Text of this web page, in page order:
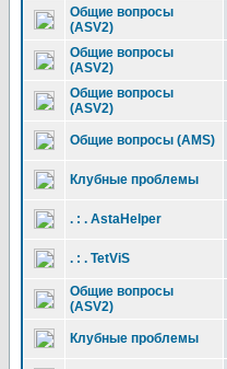
Общие вопросы
(ASV2)
Общие вопросы
(ASV2)
Общие вопросы
(ASV2)
Общие вопросы (AMS)
Клубные проблемы
. : . AstaHelper
. : . TetViS
Общие вопросы
(ASV2)
Клубные проблемы